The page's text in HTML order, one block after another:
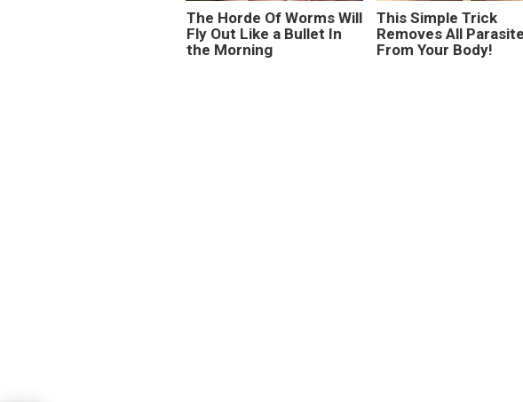
The Horde Of Worms Will
Fly Out Like a Bullet In
the Morning
This Simple Trick
Removes All
From Your Body!